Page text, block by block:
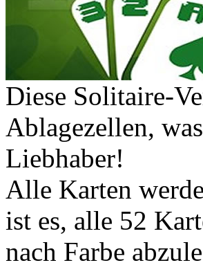
Diese Solitaire-
Ablagezellen,
Liebhaber!
Alle Karten
ist es, alle 52
nach Farbe